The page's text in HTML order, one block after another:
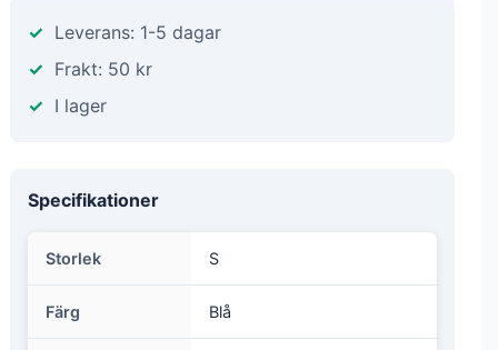
Leverans: 1-5 dagar
Frakt: 50 kr
I lager
Specifikationer
Storlek S
Färg Blå